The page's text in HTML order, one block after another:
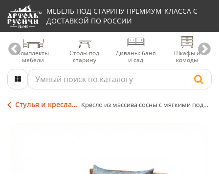
МЕБЕЛЬ ПОД СТАРИНУ ПРЕМИУМ-КЛАССА С
ДОСТАВКОЙ ПО РОССИИ
Комплекты
мебели
Столы под
старину
Диваны: баня
и сад
Шкафы и
комоды
Стулья и кресла из дерева Кресло из массива сосны с мягкими подушками «Ладожское»